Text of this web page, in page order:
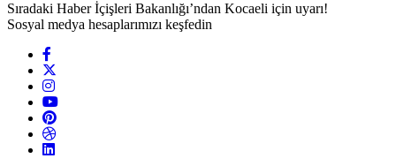
Sıradaki Haber İçişleri Bakanlığı’ndan Kocaeli için uyarı!
Sosyal medya hesaplarımızı keşfedin